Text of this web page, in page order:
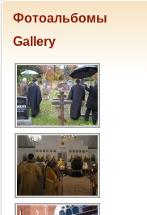
Фотоальбомы
Gallery